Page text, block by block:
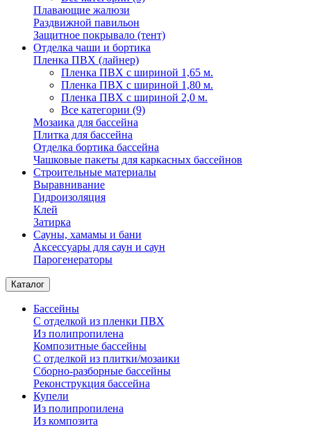
Плавающие жалюзи
Раздвижной павильон
Защитное покрывало (тент)
Отделка чаши и бортика
Пленка ПВХ (лайнер)
Пленка ПВХ с шириной 1,65 м.
Пленка ПВХ с шириной 1,80 м.
Пленка ПВХ с шириной 2,0 м.
Все категории (9)
Мозаика для бассейна
Плитка для бассейна
Отделка бортика бассейна
Чашковые пакеты для каркасных бассейнов
Строительные материалы
Выравнивание
Гидроизоляция
Клей
Затирка
Сауны, хамамы и бани
Аксессуары для саун и саун
Парогенераторы
Каталог
Бассейны
С отделкой из пленки ПВХ
Из полипропилена
Композитные бассейны
С отделкой из плитки/мозаики
Сборно-разборные бассейны
Реконструкция бассейна
Купели
Из полипропилена
Из композита